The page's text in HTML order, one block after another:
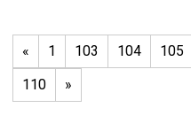
« 1 103 104 105
110
»